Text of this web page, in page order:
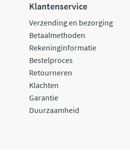
Klantenservice
Verzending en bezorging
Betaalmethoden
Rekeninginformatie
Bestelproces
Retourneren
Klachten
Garantie
Duurzaamheid